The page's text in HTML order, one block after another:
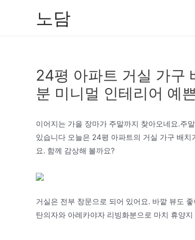
노담
24평 아파트 거실 가구
분 미니멀 인테리어 예
이어지는 가을 장마가 주말까지 찾아오네요.주
있습니다 오늘은 24평 아파트의 거실 가구 배
요. 함께 감상해 볼까요?
거실은 전부 창문으로 되어 있어요. 바깥 뷰도
탄의자와 아레카야자 리빙화분으로 마치 휴양